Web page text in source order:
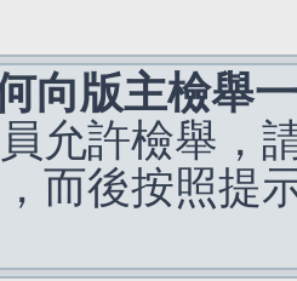
向版主檢舉
允許檢舉，
而後按照提